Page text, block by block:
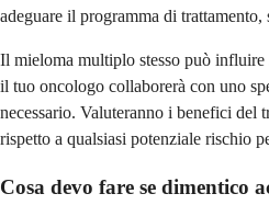
adeguare il programma di trattamento,
Il mieloma multiplo stesso può
il tuo oncologo collaborerà con uno
necessario. Valuteranno i benefici del
rispetto a qualsiasi potenziale rischio
Cosa devo fare se dimentico